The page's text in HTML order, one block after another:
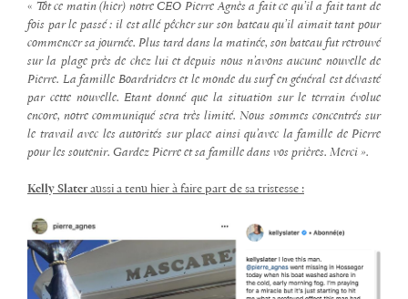
« Tôt ce matin (hier) notre CEO Pierre Agnès a fait ce qu’il a fait tant de
fois par le passé : il est allé pêcher sur son bateau qu’il aimait tant pour
commencer sa journée. Plus tard dans la matinée, son bateau fut retrouvé
sur la plage près de chez lui et depuis nous n’avons aucune nouvelle de
Pierre. La famille Boardriders et le monde du surf en général est dévasté
par cette nouvelle. Etant donné que la situation sur le terrain évolue
encore, notre communiqué sera très limité. Nous sommes concentrés sur
le travail avec les autorités sur place ainsi qu’avec la famille de Pierre
pour les soutenir. Gardez Pierre et sa famille dans vos prières. Merci ».
Kelly Slateraussi a tenu hier à faire part de sa tristesse :